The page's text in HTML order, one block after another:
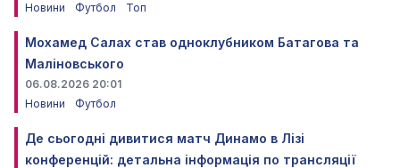
Новини
Футбол Топ
Мохамед Салах став одноклубником Батагова та
Маліновського
06.08.2026 20:01
Новини
Футбол
Де сьогодні дивитися матч Динамо в Лізі
конференцій: детальна інформація по трансляції